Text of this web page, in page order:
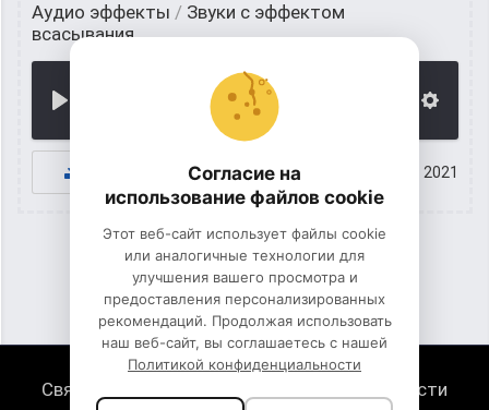
Аудио эффекты / Звуки с эффектом
всасывания
К СКАЧИВАНИЮ 04 август 2021
Связь с нами Политика конфиденциальности
Согласие на
использование файлов cookie
Этот веб-сайт использует файлы cookie
или аналогичные технологии для
улучшения вашего просмотра и
предоставления персонализированных
рекомендаций. Продолжая использовать
наш веб-сайт, вы соглашаетесь с нашей
Политикой конфиденциальности